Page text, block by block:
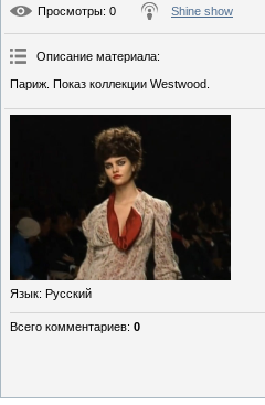
Просмотры: 0 Shine show
Описание материала:
Париж. Показ коллекции Westwood.
Язык: Русский
Всего комментариев: 0